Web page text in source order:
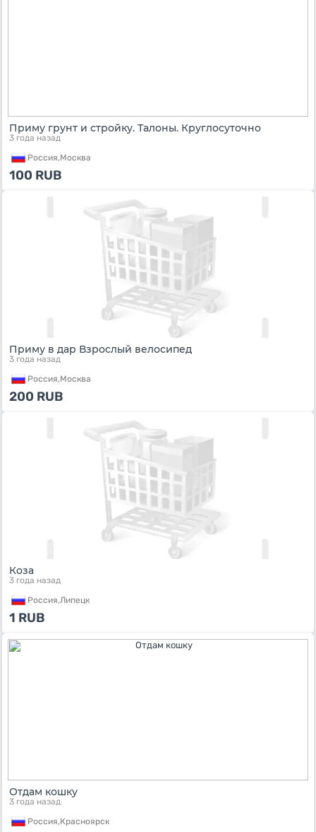
Приму грунт и стройку. Талоны. Круглосуточно
3 года назад
Россия,Москва
100 RUB
Приму в дар Взрослый велосипед
3 года назад
Россия,Москва
200 RUB
Коза
3 года назад
Россия,Липецк
1 RUB
Отдам кошку
3 года назад
Россия,Красноярск